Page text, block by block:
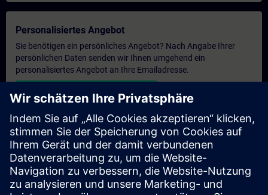
Personalisiertes Angebot
Sie benötigen ein persönliches Angebot? Nach Angabe Ihrer
persönlichen Daten senden wir Ihnen umgehend ein
personalisiertes Angebot an Ihre Emailadresse.
Persönliches Angebot zusenden
Anfrage Exklusivtraining
Haben Sie Bedarf an einem höheren Schulungsangebot und
brauchen ein exklusives Training – entweder vor Ort bei Ihnen,
virtuell oder in einem SITRAIN Trainingscenter? Nachdem Sie
uns Ihre persönlichen Daten und Ihren Trainingsbedarf